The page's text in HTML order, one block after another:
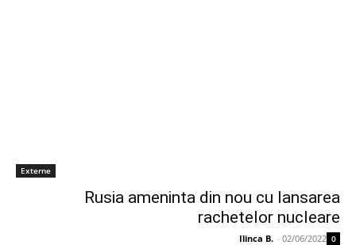
Externe
Rusia ameninta din nou cu lansarea
rachetelor nucleare
Ilinca B. - 02/06/2022 0